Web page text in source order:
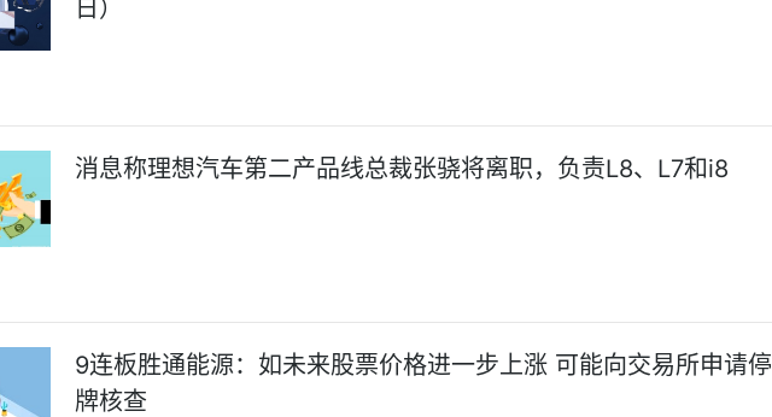
日）
消息称理想汽车第二产品线总裁张骁将离职，负责L8、L7和i8
9连板胜通能源：如未来股票价格进一步上涨 可能向交易所申请停
牌核查